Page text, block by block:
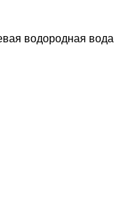
водородная вода